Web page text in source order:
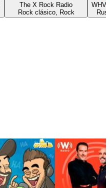
The X Rock Radio
Rock clásico, Rock